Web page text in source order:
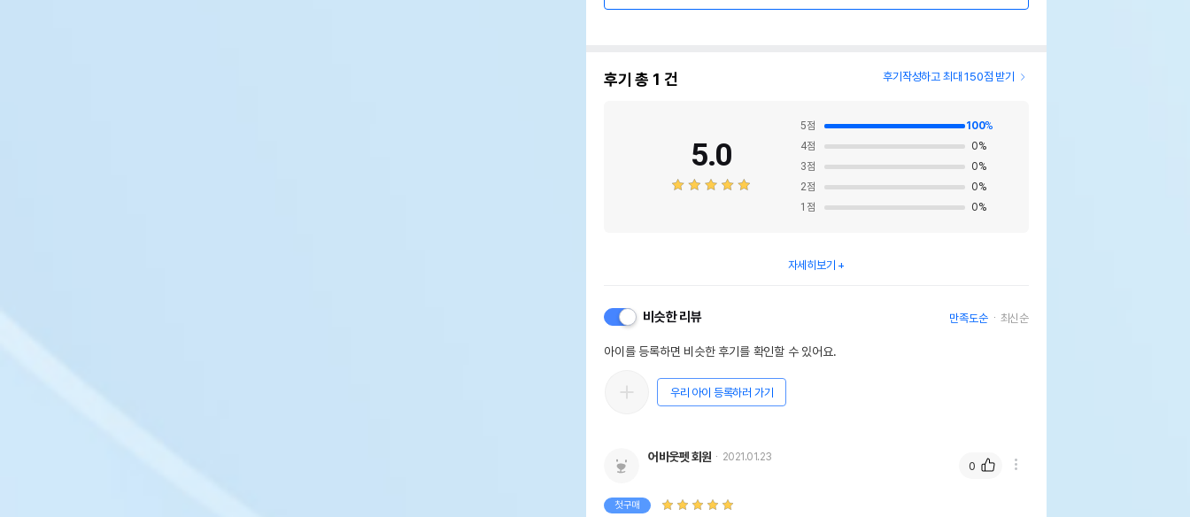
후기 총 1 건 후기작성하고 최대 150점 받기
5.0
5점 100%
4점 0%
3점 0%
2점 0%
1 점 0%
자세히보기
비슷한 리뷰 만족도순 최신순
아이를 등록하면 비슷한 후기를 확인할 수 있어요.
우리 아이 등록하러 가기
어바웃펫 회원 2021.01.23
첫구매
0